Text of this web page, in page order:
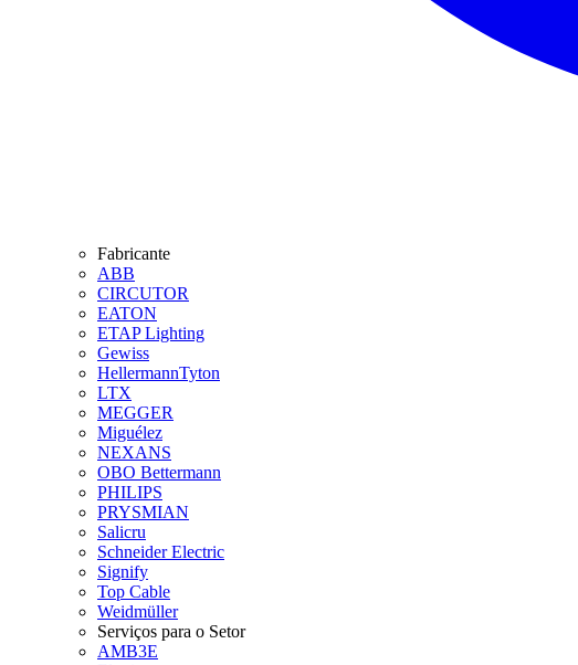
Fabricante
ABB
CIRCUTOR
EATON
ETAP Lighting
Gewiss
HellermannTyton
LTX
MEGGER
Miguélez
NEXANS
OBO Bettermann
PHILIPS
PRYSMIAN
Salicru
Schneider Electric
Signify
Top Cable
Weidmüller
Serviços para o Setor
AMB3E